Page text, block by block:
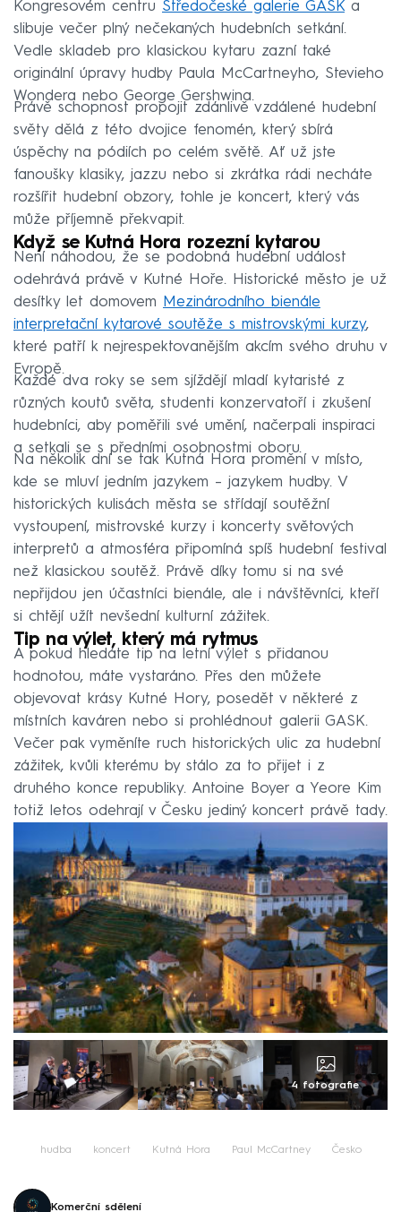
Kongresovém centru Středočeské galerie GASKa
slibuje večer plný nečekaných hudebních setkání.
Vedle skladeb pro klasickou kytaru zazní také
originální úpravy hudby Paula McCartneyho, Stevieho
Wondera nebo George Gershwina.
Právě schopnost propojit zdánlivě vzdálené hudební
světy dělá z této dvojice fenomén, který sbírá
úspěchy na pódiích po celém světě. Ať už jste
fanoušky klasiky, jazzu nebo si zkrátka rádi necháte
rozšířit hudební obzory, tohle je koncert, který vás
může příjemně překvapit.
Když se Kutná Hora rozezní kytarou
Není náhodou, že se podobná hudební událost
odehrává právě v Kutné Hoře. Historické město je už
desítky let domovem
Mezinárodního bienále
interpretační kytarové soutěže s mistrovskými kurzy,
které patří k nejrespektovanějším akcím svého druhu v
Evropě.
Každé dva roky se sem sjíždějí mladí kytaristé z
různých koutů světa, studenti konzervatoří i zkušení
hudebníci, aby poměřili své umění, načerpali inspiraci
a setkali se s předními osobnostmi oboru.
Na několik dní se tak Kutná Hora promění v místo,
kde se mluví jedním jazykem – jazykem hudby. V
historických kulisách města se střídají soutěžní
vystoupení, mistrovské kurzy i koncerty světových
interpretů a atmosféra připomíná spíš hudební festival
než klasickou soutěž. Právě díky tomu si na své
nepřijdou jen účastníci bienále, ale i návštěvníci, kteří
si chtějí užít nevšední kulturní zážitek.
Tip na výlet, který má rytmus
A pokud hledáte tip na letní výlet s přidanou
hodnotou, máte vystaráno. Přes den můžete
objevovat krásy Kutné Hory, posedět v některé z
místních kaváren nebo si prohlédnout galerii GASK.
Večer pak vyměníte ruch historických ulic za hudební
zážitek, kvůli kterému by stálo za to přijet i z
druhého konce republiky. Antoine Boyer a Yeore Kim
totiž letos odehrají v Česku jediný koncert právě tady.
4 fotografie
hudba koncert Kutná Hora Paul McCartney Česko
Komerční sdělení